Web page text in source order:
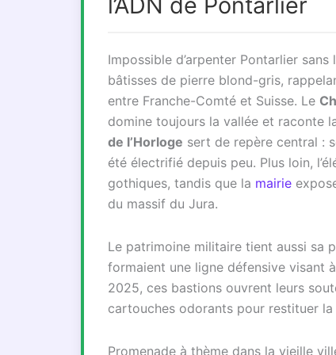
Impossible d’arpenter Pontarlier
bâtisses de pierre blond-gris,
entre Franche-Comté et Suisse. Le
domine toujours la vallée et raconte
de l’Horloge sert de repère central :
été électrifié depuis peu. Plus loin,
gothiques, tandis que la mairie
du massif du Jura.
Le patrimoine militaire tient aussi sa
formaient une ligne défensive visant
2025, ces bastions ouvrent leurs
cartouches odorants pour restituer
Promenade à thème dans la vieille